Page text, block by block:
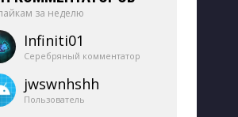
за неделю
Infiniti01
Серебряный комментатор
jwswnhshh
Пользователь